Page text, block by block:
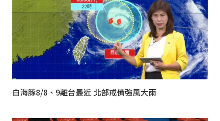
白海豚8/8、9離台最近 北部戒備強風大雨